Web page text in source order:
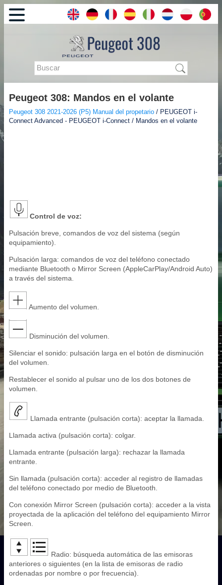
Peugeot 308: Mandos en el volante
Peugeot 308 2021-2026 (P5) Manual del propetario / PEUGEOT i-
Connect Advanced - PEUGEOT i-Connect / Mandos en el volante
Control de voz:
Pulsación breve, comandos de voz del sistema (según
equipamiento).
Pulsación larga: comandos de voz del teléfono conectado
mediante Bluetooth o Mirror Screen (AppleCarPlay/Android Auto)
a través del sistema.
Aumento del volumen.
Disminución del volumen.
Silenciar el sonido: pulsación larga en el botón de disminución
del volumen.
Restablecer el sonido al pulsar uno de los dos botones de
volumen.
Llamada entrante (pulsación corta): aceptar la llamada.
Llamada activa (pulsación corta): colgar.
Llamada entrante (pulsación larga): rechazar la llamada
entrante.
Sin llamada (pulsación corta): acceder al registro de llamadas
del teléfono conectado por medio de Bluetooth.
Con conexión Mirror Screen (pulsación corta): acceder a la vista
proyectada de la aplicación del teléfono del equipamiento Mirror
Screen.
Radio: búsqueda automática de las emisoras
anteriores o siguientes (en la lista de emisoras de radio
ordenadas por nombre o por frecuencia).